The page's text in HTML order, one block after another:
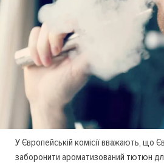
У Європейській комісії вважають, що
заборонити ароматизований тютюн